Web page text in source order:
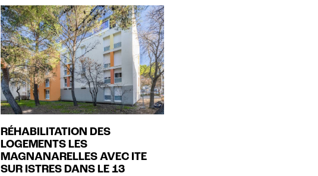
RÉHABILITATION DES
LOGEMENTS LES
MAGNANARELLES AVEC ITE
SUR ISTRES DANS LE 13